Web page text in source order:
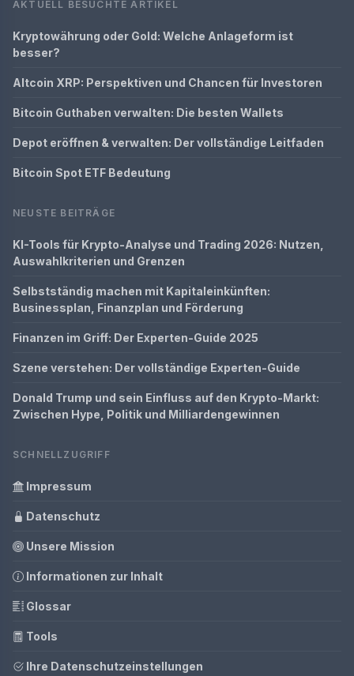
AKTUELL BESUCHTE ARTIKEL
Kryptowährung oder Gold: Welche Anlageform ist
besser?
Altcoin XRP: Perspektiven und Chancen für Investoren
Bitcoin Guthaben verwalten: Die besten Wallets
Depot eröffnen & verwalten: Der vollständige Leitfaden
Bitcoin Spot ETF Bedeutung
NEUSTE BEITRÄGE
KI-Tools für Krypto-Analyse und Trading 2026: Nutzen,
Auswahlkriterien und Grenzen
Selbstständig machen mit Kapitaleinkünften:
Businessplan, Finanzplan und Förderung
Finanzen im Griff: Der Experten-Guide 2025
Szene verstehen: Der vollständige Experten-Guide
Donald Trump und sein Einfluss auf den Krypto-Markt:
Zwischen Hype, Politik und Milliardengewinnen
SCHNELLZUGRIFF
Impressum
Datenschutz
Unsere Mission
Informationen zur Inhalt
Glossar
Tools
Ihre Datenschutzeinstellungen